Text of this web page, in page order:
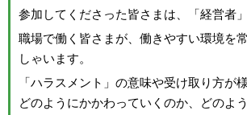
参加してくださった皆さまは、「経営者」
職場で働く皆さまが、働きやすい環境を
しゃいます。
「ハラスメント」の意味や受け取り方が
どのようにかかわっていくのか、どのよ